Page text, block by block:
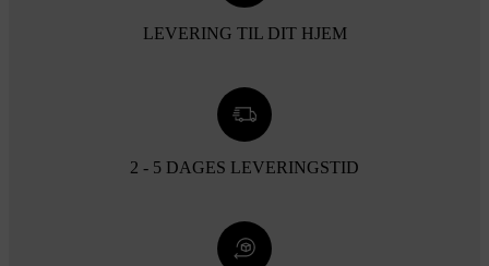
LEVERING TIL DIT HJEM
2 - 5 DAGES LEVERINGSTID